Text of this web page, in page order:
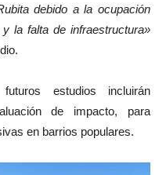
debido a la ocupación
la falta de infraestructura»
estudios incluirán
de impacto, para
en barrios populares.